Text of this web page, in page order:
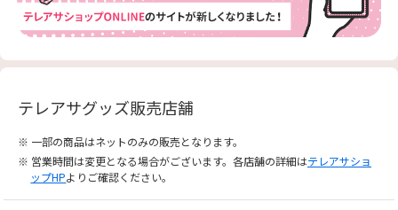
テレアサグッズ販売店舗
一部の商品はネットのみの販売となります。
営業時間は変更となる場合がございます。各店舗の詳細はテレアサショ
ップHPよりご確認ください。